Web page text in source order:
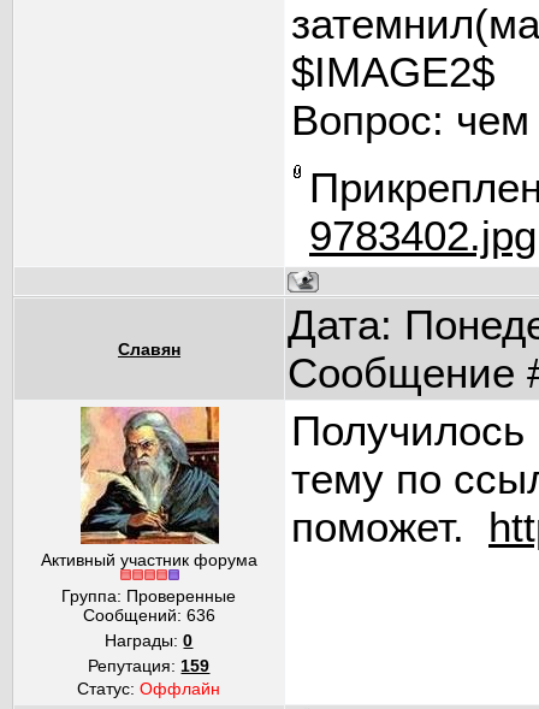
$IMAGE2$
Вопрос: чем
9783402.jpg
Славян
Дата:
Сообщение
Активный участник форума
Группа: Проверенные
Сообщений: 636
Награды:0
Репутация: 159
Статус:Оффлайн
тему по
поможет.